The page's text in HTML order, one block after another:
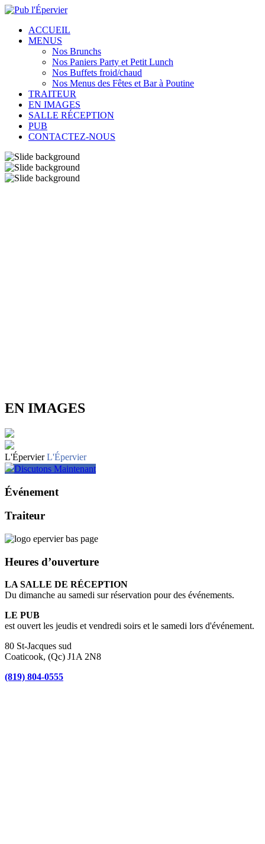
ACCUEIL
MENUS
Nos Brunchs
Nos Paniers Party et Petit Lunch
Nos Buffets froid/chaud
Nos Menus des Fêtes et Bar à Poutine
TRAITEUR
EN IMAGES
SALLE RÉCEPTION
PUB
CONTACTEZ-NOUS
EN IMAGES
L'Épervier L'Épervier
Discutons Maintenant
Événement
Traiteur
Heures d’ouverture
LA SALLE DE RÉCEPTION
Du dimanche au samedi sur réservation pour des événements.
LE PUB
est ouvert les jeudis et vendredi soirs et le samedi lors d'événement.
80 St-Jacques sud
Coaticook, (Qc) J1A 2N8
(819) 804-0555